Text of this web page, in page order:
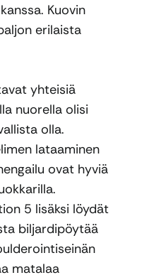
Kuovin
erilaista
yhteisiä
nuorella olisi
olla.
lataaminen
ovat hyviä
5 lisäksi löydät
biljardipöytää
matalaa